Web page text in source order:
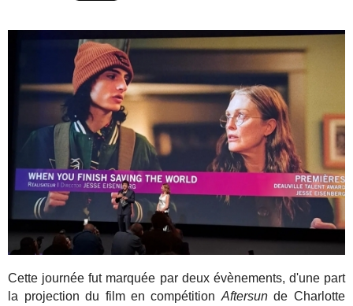
Cette journée fut marquée par deux évènements, d'une part
la projection du film en compétition Aftersunde Charlotte